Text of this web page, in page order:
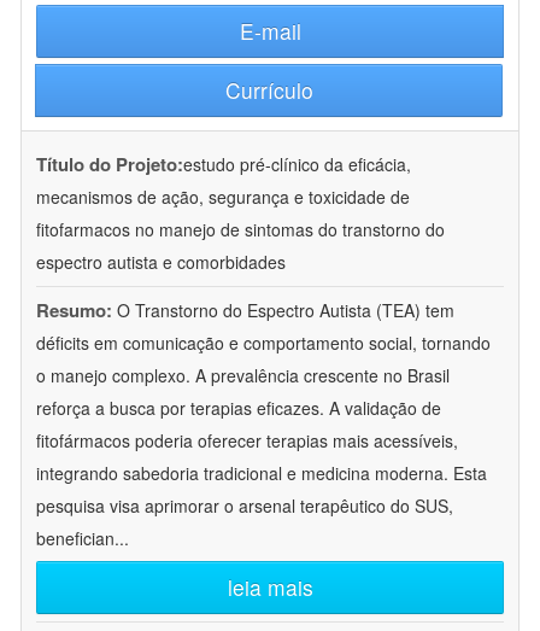
E-mail
Currículo
Título do Projeto:estudo pré-clínico da eficácia,
mecanismos de ação, segurança e toxicidade de
fitofarmacos no manejo de sintomas do transtorno do
espectro autista e comorbidades
Resumo: O Transtorno do Espectro Autista (TEA) tem
déficits em comunicação e comportamento social, tornando
o manejo complexo. A prevalência crescente no Brasil
reforça a busca por terapias eficazes. A validação de
fitofármacos poderia oferecer terapias mais acessíveis,
integrando sabedoria tradicional e medicina moderna. Esta
pesquisa visa aprimorar o arsenal terapêutico do SUS,
benefician...
leia mais